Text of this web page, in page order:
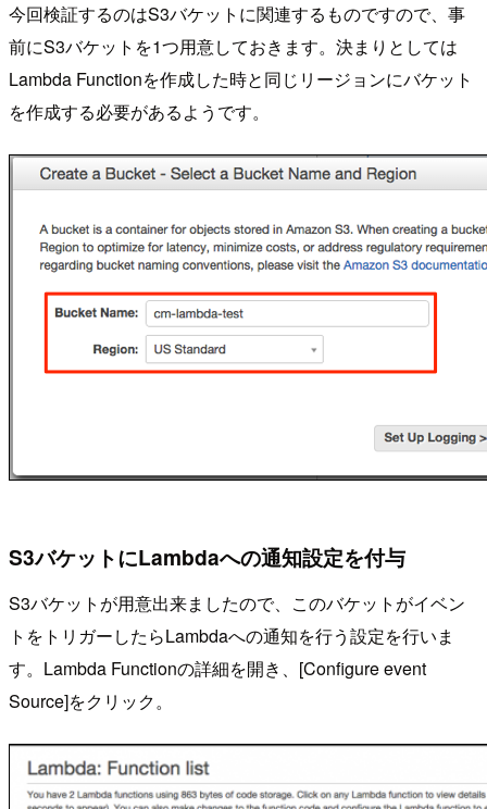
今回検証するのはS3バケットに関連するものですので、事
前にS3バケットを1つ用意しておきます。決まりとしては
Lambda Functionを作成した時と同じリージョンにバケット
を作成する必要があるようです。
S3バケットにLambdaへの通知設定を付与
S3バケットが用意出来ましたので、このバケットがイベン
トをトリガーしたらLambdaへの通知を行う設定を行いま
す。Lambda Functionの詳細を開き、[Configure event
Source]をクリック。